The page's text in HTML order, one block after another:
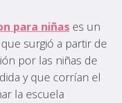
para niñas es un
surgió a partir de
por las niñas de
y que corrían el
la escuela